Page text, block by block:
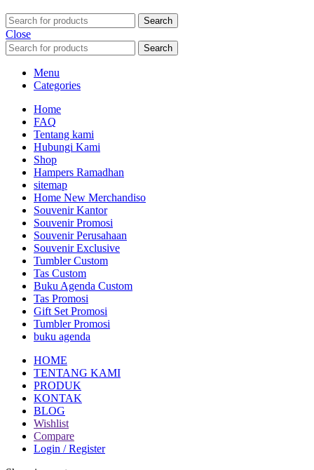
Search
Close
Search
Menu
Categories
Home
FAQ
Tentang kami
Hubungi Kami
Shop
Hampers Ramadhan
sitemap
Home New Merchandiso
Souvenir Kantor
Souvenir Promosi
Souvenir Perusahaan
Souvenir Exclusive
Tumbler Custom
Tas Custom
Buku Agenda Custom
Tas Promosi
Gift Set Promosi
Tumbler Promosi
buku agenda
HOME
TENTANG KAMI
PRODUK
KONTAK
BLOG
Wishlist
Compare
Login / Register